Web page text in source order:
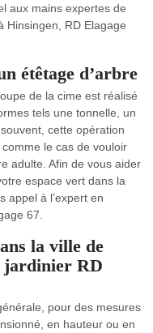
aux mains expertes de
Hinsingen, RD Elagage
étêtage d’arbre
de la cime est réalisé
tels une tonnelle, un
cette opération
le cas de vouloir
adulte. Afin de vous aider
espace vert dans la
appel à l’expert en
67.
la ville de
jardinier RD
pour des mesures
en hauteur ou en